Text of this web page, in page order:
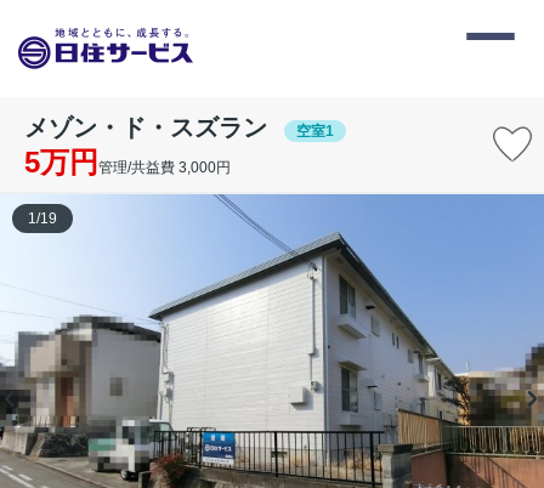
メゾン・ド・スズラン 空室1
5万円 管理/共益費 3,000円
1/19